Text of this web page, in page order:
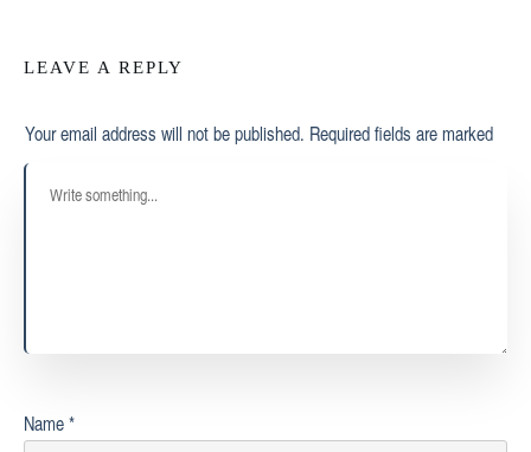
LEAVE A REPLY
Your email address will not be published. Required fields are marked
Name*